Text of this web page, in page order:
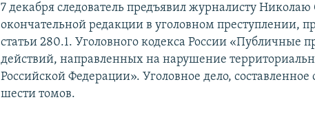
7 декабря следователь предъявил журналисту
окончательной редакции в уголовном преступлении,
статьи 280.1. Уголовного кодекса России «Публичные
действий, направленных на нарушение
Российской Федерации». Уголовное дело, составленное
шести томов.